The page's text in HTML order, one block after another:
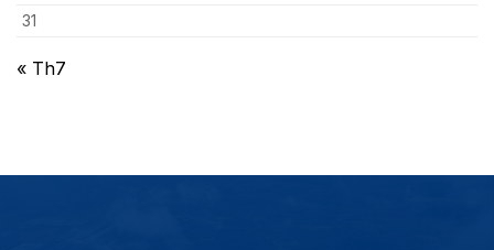
31
« Th7